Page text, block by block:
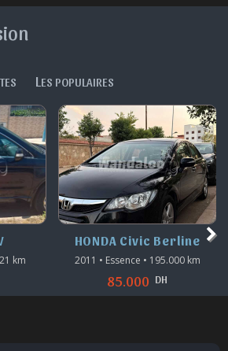
L ES POPULAIRES
km
HONDA Civic Berline
2011 • Essence • 195.000 km
85.000 DH